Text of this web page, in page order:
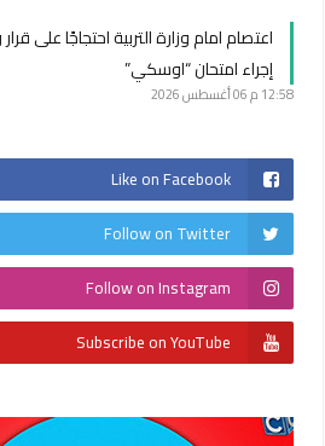
اعتصام امام وزارة التربية احتجاجًا على قرار
إجراء امتحان “اوسكي”
12:58 م 06 أغسطس 2026
Like on Facebook
Follow on Twitter
Follow on Instagram
Subscribe on YouTube